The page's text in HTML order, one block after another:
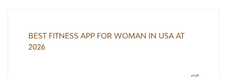
BEST FITNESS APP FOR WOMAN IN USA AT
2026